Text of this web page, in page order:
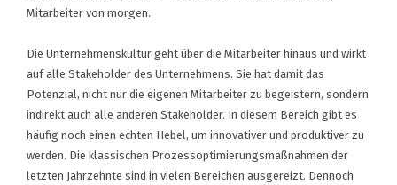
Mitarbeiter von morgen.
Die Unternehmenskultur geht über die Mitarbeiter hinaus und wirkt
auf alle Stakeholder des Unternehmens. Sie hat damit das
Potenzial, nicht nur die eigenen Mitarbeiter zu begeistern, sondern
indirekt auch alle anderen Stakeholder. In diesem Bereich gibt es
häufig noch einen echten Hebel, um innovativer und produktiver zu
werden. Die klassischen Prozessoptimierungsmaßnahmen der
letzten Jahrzehnte sind in vielen Bereichen ausgereizt. Dennoch